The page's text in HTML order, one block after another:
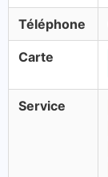
Téléphone
Carte
Service